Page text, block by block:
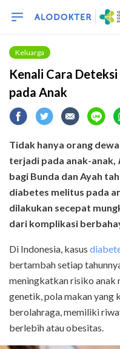
Keluarga
Kenali Cara
pada Anak
Tidak hanya orang
terjadi pada anak-anak,
bagi Bunda dan Ayah
diabetes melitus pada
dilakukan secepat
dari komplikasi
Di Indonesia, kasus
bertambah setiap
meningkatkan risiko anak
genetik, pola makan yang
berolahraga, memiliki
berlebih atau obesitas.